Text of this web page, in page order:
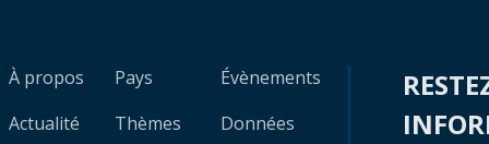
À propos
Actualité
Pays
Thèmes
Évènements
Données